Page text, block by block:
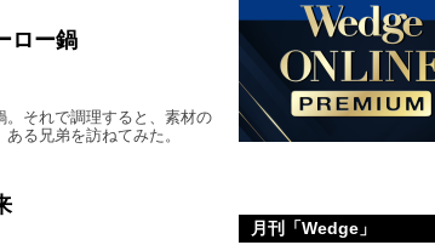
ロー鍋
それで調理すると、素材の
る兄弟を訪ねてみた。
月刊「Wedge」